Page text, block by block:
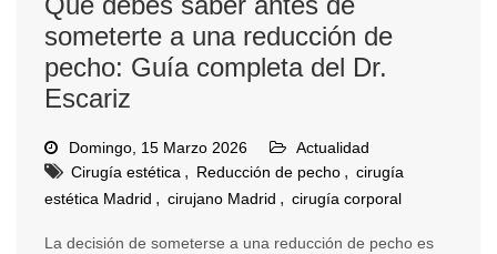
someterte a una reducción de
pecho: Guía completa del Dr.
Escariz
Domingo, 15 Marzo 2026
Actualidad
Cirugía estética , Reducción de pecho , cirugía
estética Madrid , cirujano Madrid , cirugía corporal
La decisión de someterse a una reducción de pecho es